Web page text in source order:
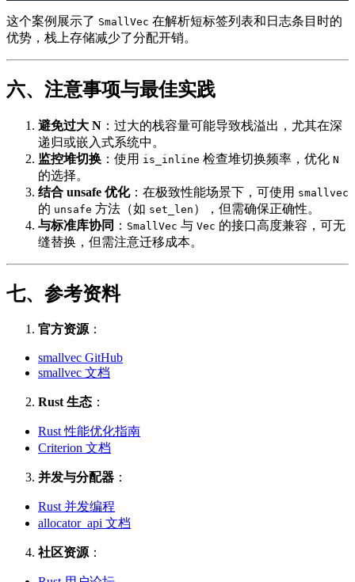
这个案例展示了 SmallVec 在解析短标签列表和日志条目时的
优势，栈上存储减少了分配开销。
六、注意事项与最佳实践
避免过大 N ：过大的栈容量可能导致栈溢出，尤其在深
递归或嵌入式系统中。
监控堆切换 ：使用 is_inline 检查堆切换频率，优化 N
的选择。
结合 unsafe 优化：在极致性能场景下，可使用 smallvec
的 unsafe 方法（如 set_len ），但需确保正确性。
与标准库协同 ： SmallVec 与 Vec 的接口高度兼容，可无
缝替换，但需注意迁移成本。
七、参考资料
官方资源：
smallvec GitHub
smallvec 文档
Rust 生态 ：
Rust 性能优化指南
Criterion 文档
并发与分配器 ：
Rust 并发编程
allocator_api 文档
社区资源：